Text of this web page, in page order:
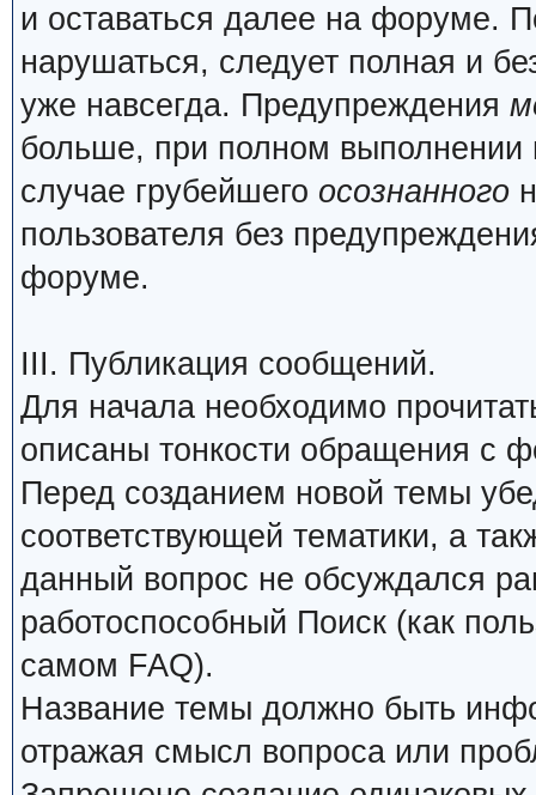
и оставаться далее на форуме.
нарушаться, следует полная и
уже навсегда. Предупреждения
больше, при полном
случае грубейшего осознанного
пользователя без
форуме.
III. Публикация сообщений.
Для начала необходимо
описаны тонкости обращения с
Перед созданием новой темы
соответствующей тематики, а
данный вопрос не обсуждался
работоспособный Поиск (как
самом FAQ).
Название темы должно быть
отражая смысл вопроса или